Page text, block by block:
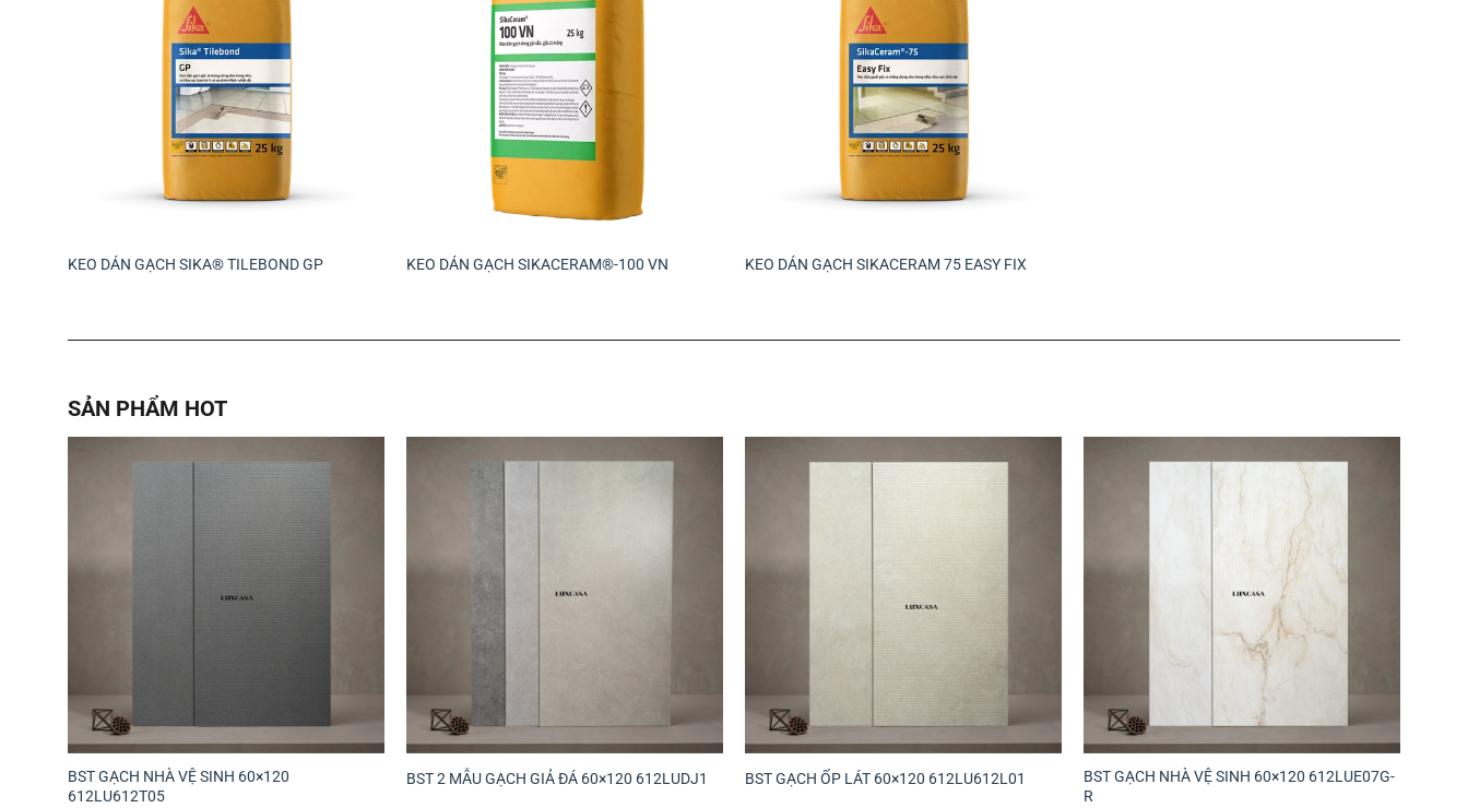
KEO DÁN GẠCH SIKA® TILEBOND GP KEO DÁN GẠCH SIKACERAM®-100 VN KEO DÁN GẠCH SIKACERAM 75 EASY FIX
SẢN PHẨM HOT
BST GẠCH NHÀ VỆ SINH 60×120
612LU612T05
BST 2 MẪU GẠCH GIẢ ĐÁ 60×120 612LUDJ1 BST GẠCH ỐP LÁT 60×120 612LU612L01
BST GẠCH NHÀ VỆ SINH 60×120 612LUE07G-
R